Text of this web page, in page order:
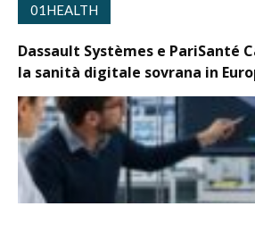
01HEALTH
Dassault Systèmes e PariSanté
la sanità digitale sovrana in